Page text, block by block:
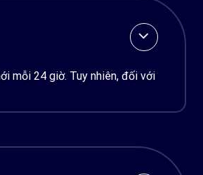
mỗi 24 giờ. Tuy nhiên, đối với